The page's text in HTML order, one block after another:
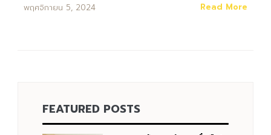
พฤศจิกายน 5, 2024 Read More
FEATURED POSTS